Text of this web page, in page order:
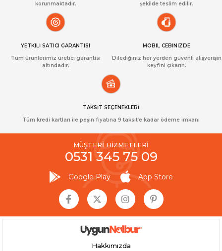
korunmaktadır.
şekilde teslim edilir.
YETKİLİ SATICI GARANTİSİ
Tüm ürünlerimiz üretici garantisi
altındadır.
MOBİL CEBİNİZDE
Dilediğiniz her yerden güvenli alışverişin
keyfini çıkarın.
TAKSİT SEÇENEKLERİ
Tüm kredi kartları ile peşin fiyatına 9 taksit’e kadar ödeme imkanı
MÜŞTERİ HİZMETLERİ
0531 345 75 09
Google Play App Store
Hakkımızda